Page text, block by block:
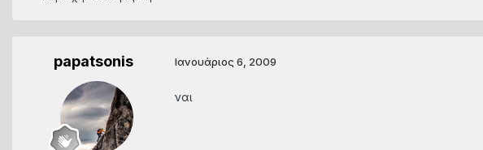
papatsonis Ιανουάριος 6, 2009
ναι